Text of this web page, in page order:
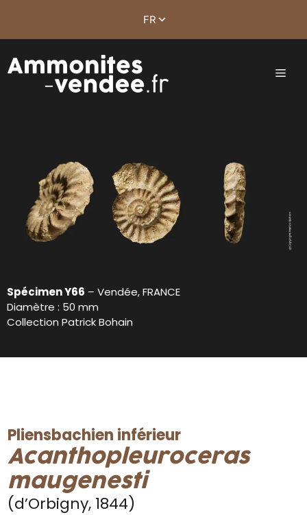
Spécimen Y66 – Vendée, FRANCE
Diamètre : 50 mm
Collection Patrick Bohain
Pliensbachien inférieur
Acanthopleuroceras
maugenesti
(d’Orbigny, 1844)